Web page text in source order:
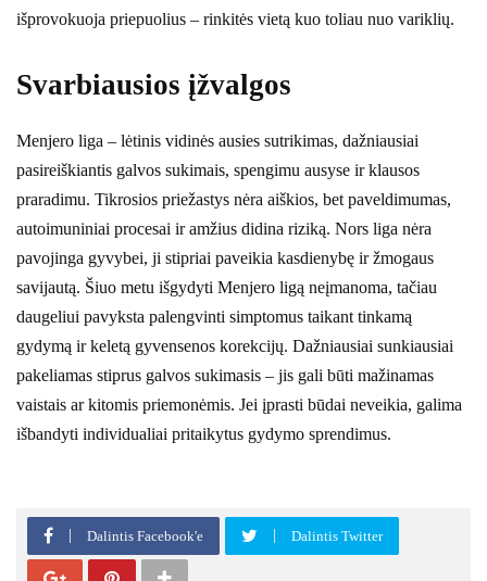
išprovokuoja priepuolius – rinkitės vietą kuo toliau nuo variklių.
Svarbiausios įžvalgos
Menjero liga – lėtinis vidinės ausies sutrikimas, dažniausiai
pasireiškiantis galvos sukimais, spengimu ausyse ir klausos
praradimu. Tikrosios priežastys nėra aiškios, bet paveldimumas,
autoimuniniai procesai ir amžius didina riziką. Nors liga nėra
pavojinga gyvybei, ji stipriai paveikia kasdienybę ir žmogaus
savijautą. Šiuo metu išgydyti Menjero ligą neįmanoma, tačiau
daugeliui pavyksta palengvinti simptomus taikant tinkamą
gydymą ir keletą gyvensenos korekcijų. Dažniausiai sunkiausiai
pakeliamas stiprus galvos sukimasis – jis gali būti mažinamas
vaistais ar kitomis priemonėmis. Jei įprasti būdai neveikia, galima
išbandyti individualiai pritaikytus gydymo sprendimus.
Dalintis Facebook'e Dalintis Twitter